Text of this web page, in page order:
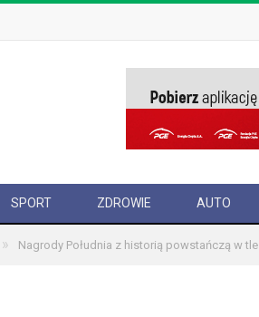
SPORT ZDROWIE AUTO
» Nagrody Południa z historią powstańczą w tle